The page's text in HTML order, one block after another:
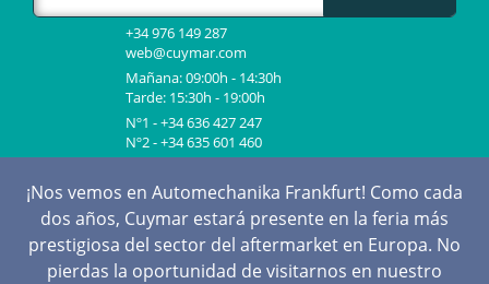
+34 976 149 287
web@cuymar.com
Mañana: 09:00h - 14:30h
Tarde: 15:30h - 19:00h
Nº1 - +34 636 427 247
Nº2 - +34 635 601 460
¡Nos vemos en Automechanika Frankfurt! Como cada
dos años, Cuymar estará presente en la feria más
prestigiosa del sector del aftermarket en Europa. No
pierdas la oportunidad de visitarnos en nuestro